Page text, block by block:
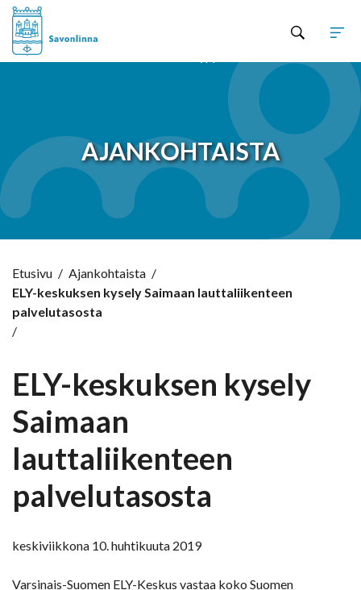
AJANKOHTAISTA
Etusivu / Ajankohtaista /
ELY-keskuksen kysely Saimaan lauttaliikenteen
palvelutasosta
/
ELY-keskuksen kysely
Saimaan
lauttaliikenteen
palvelutasosta
keskiviikkona 10. huhtikuuta 2019
Varsinais-Suomen ELY-Keskus vastaa koko Suomen